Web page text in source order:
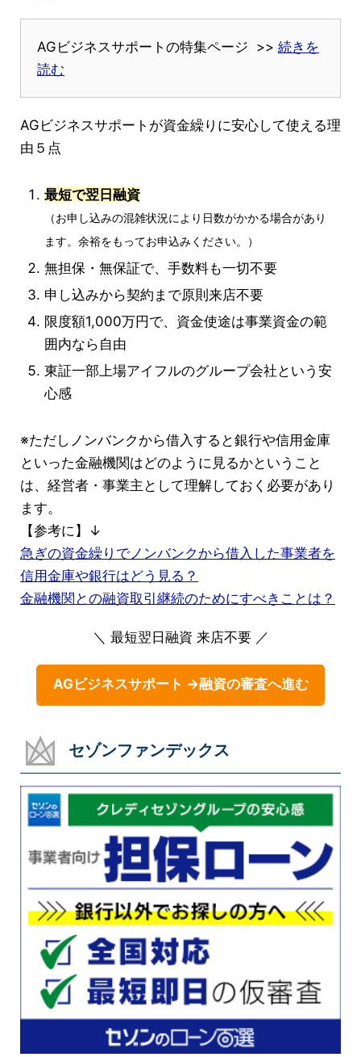
AGビジネスサポートの特集ページ >> 続きを
読む
AGビジネスサポートが資金繰りに安心して使える理
由５点
最短で翌日融資
（お申し込みの混雑状況により日数がかかる場合があり
ます。余裕をもってお申込みください。）
無担保・無保証で、手数料も一切不要
申し込みから契約まで原則来店不要
限度額1,000万円で、資金使途は事業資金の範
囲内なら自由
東証一部上場アイフルのグループ会社という安
心感
※ただしノンバンクから借入すると銀行や信用金庫
といった金融機関はどのように見るかということ
は、経営者・事業主として理解しておく必要があり
ます。
【参考に】↓
急ぎの資金繰りでノンバンクから借入した事業者を
信用金庫や銀行はどう見る？
金融機関との融資取引継続のためにすべきことは？
＼ 最短翌日融資 来店不要 ／
AGビジネスサポート →融資の審査へ進む
セゾンファンデックス